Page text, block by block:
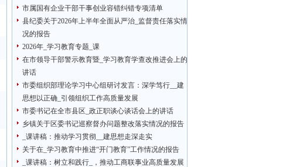
市属国有企业干部干事创业容错纠错专项清单
县纪委关于2026年上半年全面从严治_监督责任落实情
况的报告
2026年_学习教育专题_课
在市领导干部警示教育暨_学习教育学查改推进会上的
讲话
市委组织部理论学习中心组研讨发言：深学笃行__建
思想以正确_引领组织工作高质量发展
市委书记在全市县区_政正职谈心谈话会上的讲话
乡镇关于区委书记巡察督办问题整改落实情况的报告
_课讲稿：推动学习贯彻__建思想走深走实
关于在_学习教育中推进“开门教育”工作情况的报告
_课讲稿：树立和践行_，推动工商联事业高质量发展